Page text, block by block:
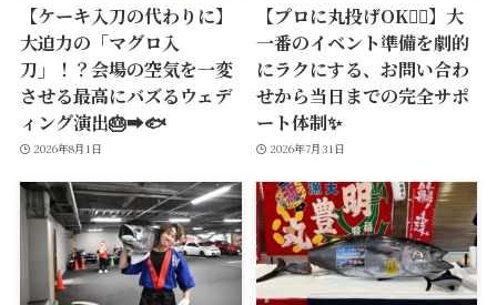
【ケーキ入刀の代わりに】
大迫力の「マグロ入
刀」！？会場の空気を一変
させる最高にバズるウェデ
ィング演出🎂➡️🐟
2026年8月1日
【プロに丸投げOK🙆‍♂️】大
一番のイベント準備を劇的
にラクにする、お問い合わ
せから当日までの完全サポ
ート体制✨
2026年7月31日